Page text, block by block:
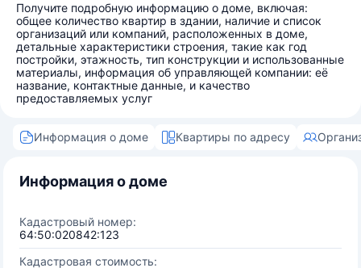
Получите подробную информацию о доме, включая:
общее количество квартир в здании, наличие и список
организаций или компаний, расположенных в доме,
детальные характеристики строения, такие как год
постройки, этажность, тип конструкции и использованные
материалы, информация об управляющей компании: её
название, контактные данные, и качество
предоставляемых услуг
Информация о доме Квартиры по адресу
Информация о доме
Кадастровый номер:
64:50:020842:123
Кадастровая стоимость: